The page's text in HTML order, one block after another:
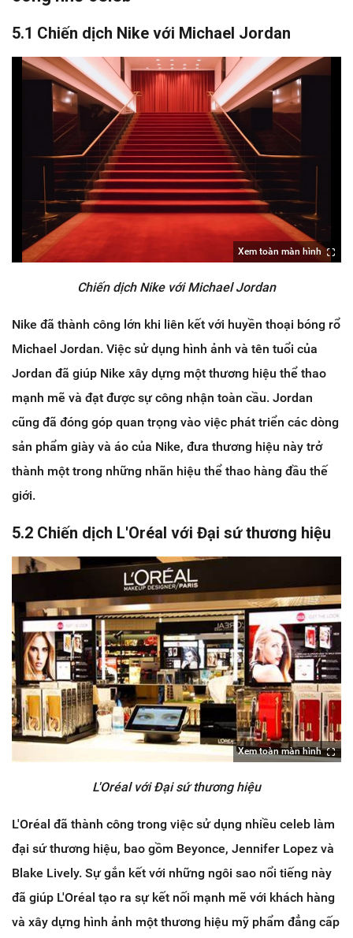
5.1 Chiến dịch Nike với Michael Jordan
Xem toàn màn hình
Chiến dịch Nike với Michael Jordan
Nike đã thành công lớn khi liên kết với huyền thoại bóng rổ
Michael Jordan. Việc sử dụng hình ảnh và tên tuổi của
Jordan đã giúp Nike xây dựng một thương hiệu thể thao
mạnh mẽ và đạt được sự công nhận toàn cầu. Jordan
cũng đã đóng góp quan trọng vào việc phát triển các dòng
sản phẩm giày và áo của Nike, đưa thương hiệu này trở
thành một trong những nhãn hiệu thể thao hàng đầu thế
giới.
5.2 Chiến dịch L'Oréal với Đại sứ thương hiệu
Xem toàn màn hình
L'Oréal với Đại sứ thương hiệu
L'Oréal đã thành công trong việc sử dụng nhiều celeb làm
đại sứ thương hiệu, bao gồm Beyonce, Jennifer Lopez và
Blake Lively. Sự gắn kết với những ngôi sao nổi tiếng này
đã giúp L'Oréal tạo ra sự kết nối mạnh mẽ với khách hàng
và xây dựng hình ảnh một thương hiệu mỹ phẩm đẳng cấp